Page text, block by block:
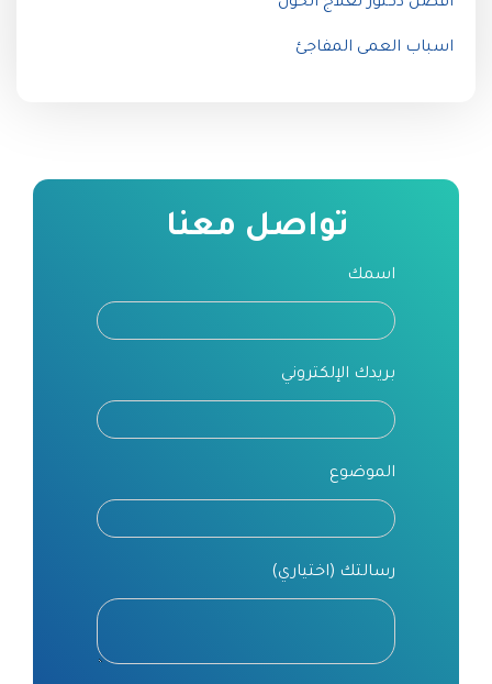
أفضل دكتور لعلاج الحول
اسباب العمى المفاجئ
تواصل معنا
اسمك
بريدك الإلكتروني
الموضوع
رسالتك (اختياري)